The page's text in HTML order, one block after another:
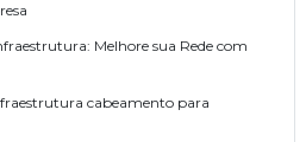
Melhore sua Rede com
cabeamento para